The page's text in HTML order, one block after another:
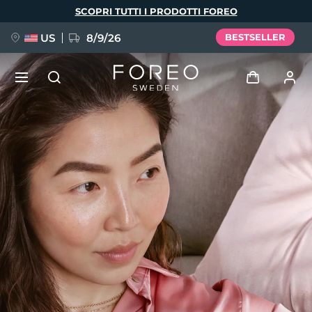
SCOPRI TUTTI I PRODOTTI FOREO
US 8/9/26 BESTSELLER
Accedi
Profilo utente
I miei dispositivi
I miei ordini
I miei indirizzi
I miei abbonamenti
NUOVO
FAQ™ Pure Beauty-Tech Elixir
BREAKING NEWS
issa™ Teeth Whitening Set
Lingua
English Deutsch
Español
Français
Italiano
Português
Polski
Svenska
Русский
Türkçe
简体中文 繁體中文